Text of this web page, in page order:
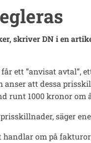
skriver DN i en
ett ”anvisat avtal”,
att dessa
runt 1000 kronor om
säger
om på